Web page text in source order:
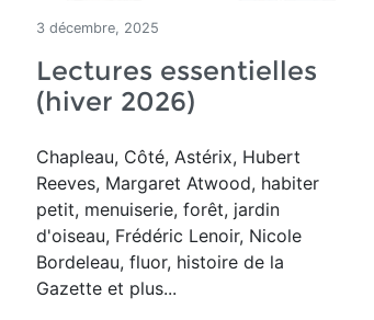
3 décembre, 2025
Lectures essentielles
(hiver 2026)
Chapleau, Côté, Astérix, Hubert
Reeves, Margaret Atwood, habiter
petit, menuiserie, forêt, jardin
d'oiseau, Frédéric Lenoir, Nicole
Bordeleau, fluor, histoire de la
Gazette et plus...